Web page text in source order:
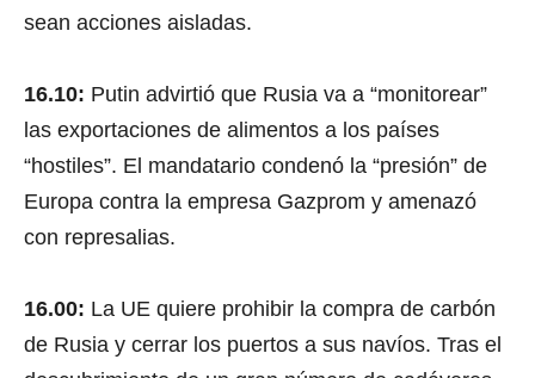
sean acciones aisladas.
16.10: Putin advirtió que Rusia va a “monitorear”
las exportaciones de alimentos a los países
“hostiles”. El mandatario condenó la “presión” de
Europa contra la empresa Gazprom y amenazó
con represalias.
16.00: La UE quiere prohibir la compra de carbón
de Rusia y cerrar los puertos a sus navíos. Tras el